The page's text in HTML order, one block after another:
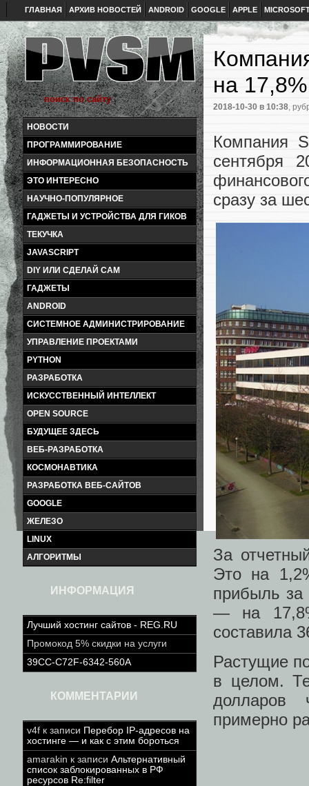
ГЛАВНАЯ АРХИВ НОВОСТЕЙ ANDROID GOOGLE APPLE
НОВОСТИ
ПРОГРАММИРОВАНИЕ
ИНФОРМАЦИОННАЯ БЕЗОПАСНОСТЬ
ЭТО ИНТЕРЕСНО
НАУЧНО-ПОПУЛЯРНОЕ
ГАДЖЕТЫ И УСТРОЙСТВА ДЛЯ ГИКОВ
ТЕКУЧКА
JAVASCRIPT
DIY ИЛИ СДЕЛАЙ САМ
ГАДЖЕТЫ
ANDROID
СИСТЕМНОЕ АДМИНИСТРИРОВАНИЕ
УПРАВЛЕНИЕ ПРОЕКТАМИ
PYTHON
РАЗРАБОТКА
ИСКУССТВЕННЫЙ ИНТЕЛЛЕКТ
OPEN SOURCE
БУДУЩЕЕ ЗДЕСЬ
ВЕБ-РАЗРАБОТКА
КОСМОНАВТИКА
РАЗРАБОТКА ВЕБ-САЙТОВ
GOOGLE
ЖЕЛЕЗО
LINUX
АЛГОРИТМЫ
ИНФОРМАЦИЯ
Лучший хостинг сайтов - REG.RU
Промокод 5% скидки на услуги
39CC-C72F-6342-560A
КОММЕНТАРИИ
v4f к записи Перебор IP-адресов на
хостинге — и как с этим бороться
amarakin к записи Альтернативный
список заблокированных в РФ
ресурсов Re:filter
на
2018-10-30 в 10:38,
Компания
сентября
сразу за
За
Это на
прибыль за
— на
составила
Растущие
в целом.
долларов
примерно